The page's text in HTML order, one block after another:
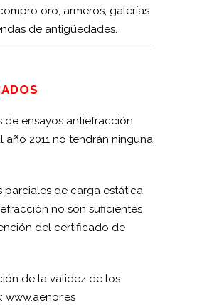
oro, armeros, galerías
de antigüedades.
de ensayos antiefracción
año 2011 no tendrán ninguna
parciales de carga estática,
no son suficientes
del certificado de
de la validez de los
www.aenor.es